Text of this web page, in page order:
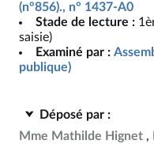
(n°856)., n° 1437-A0
Stade de lecture :
saisie)
Examiné par :
publique)
Déposé par :
Mme Mathilde Hignet